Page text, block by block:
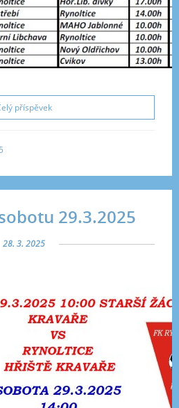
příspěvek
29.3.2025
28. 3. 2025